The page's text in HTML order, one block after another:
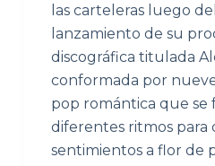
las carteleras luego
lanzamiento de su
discográfica titulada
conformada por
pop romántica que se
diferentes ritmos para
sentimientos a flor de